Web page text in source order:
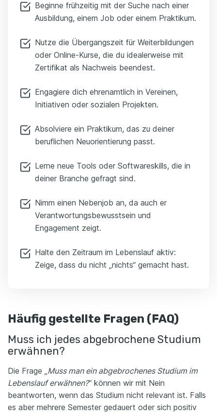
Beginne frühzeitig mit der Suche nach einer
Ausbildung, einem Job oder einem Praktikum.
Nutze die Übergangszeit für Weiterbildungen
oder Online-Kurse, die du idealerweise mit
Zertifikat als Nachweis beendest.
Engagiere dich ehrenamtlich in Vereinen,
Initiativen oder sozialen Projekten.
Absolviere ein Praktikum, das zu deiner
beruflichen Neuorientierung passt.
Lerne neue Tools oder Softwareskills, die in
deiner Branche gefragt sind.
Nimm einen Nebenjob an, da auch er
Verantwortungsbewusstsein und
Engagement zeigt.
Halte den Zeitraum im Lebenslauf aktiv:
Zeige, dass du nicht „nichts“ gemacht hast.
Häufig gestellte Fragen (FAQ)
Muss ich jedes abgebrochene Studium
erwähnen?
Die Frage „Muss man ein abgebrochenes Studium im
Lebenslauf erwähnen?“ können wir mit Nein
beantworten, wenn das Studium nicht relevant ist. Falls
es aber mehrere Semester gedauert oder sich positiv